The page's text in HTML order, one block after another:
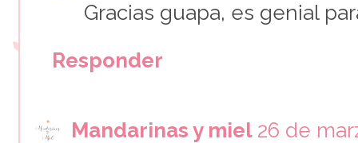
Gracias guapa, es genial
Responder
Mandarinas y miel 26 de